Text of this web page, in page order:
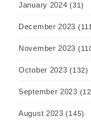
January 2024 (31)
December 2023
November 2023
October 2023 (132)
September 2023
August 2023 (145)